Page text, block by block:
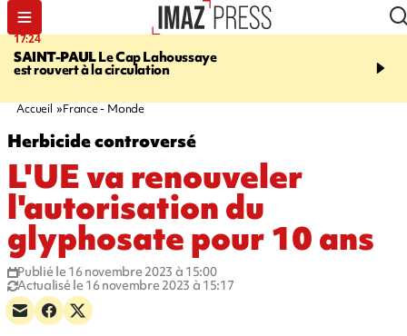
17:24
SAINT-PAULLe Cap Lahoussaye
est rouvert à la circulation
19:49
Quentin Dumontier, sa
Accueil France - Monde
Herbicide controversé
L'UE va renouveler
l'autorisation du
glyphosate pour 10 ans
Publié le 16 novembre 2023 à 15:00
Actualisé le 16 novembre 2023 à 15:17